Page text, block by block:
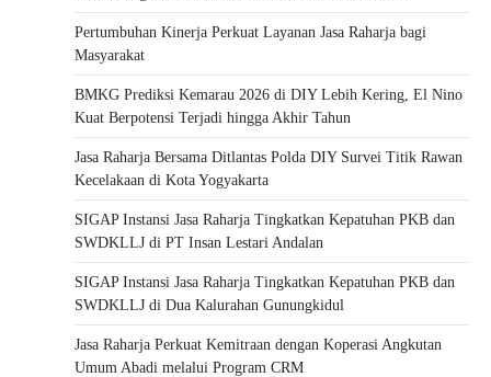
Pertumbuhan Kinerja Perkuat Layanan Jasa Raharja bagi
Masyarakat
BMKG Prediksi Kemarau 2026 di DIY Lebih Kering, El Nino
Kuat Berpotensi Terjadi hingga Akhir Tahun
Jasa Raharja Bersama Ditlantas Polda DIY Survei Titik Rawan
Kecelakaan di Kota Yogyakarta
SIGAP Instansi Jasa Raharja Tingkatkan Kepatuhan PKB dan
SWDKLLJ di PT Insan Lestari Andalan
SIGAP Instansi Jasa Raharja Tingkatkan Kepatuhan PKB dan
SWDKLLJ di Dua Kalurahan Gunungkidul
Jasa Raharja Perkuat Kemitraan dengan Koperasi Angkutan
Umum Abadi melalui Program CRM